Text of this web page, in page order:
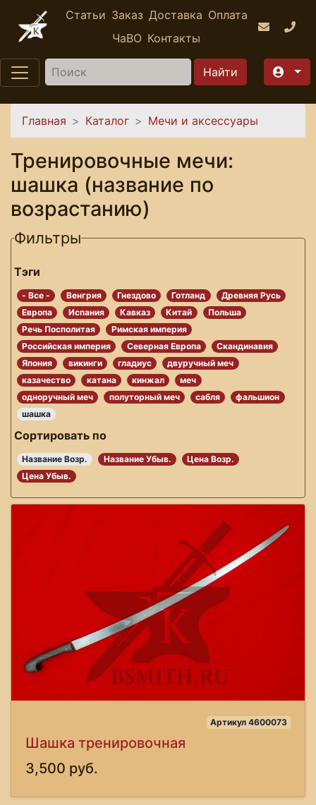
Перейти к основному содержанию
Статьи Заказ Доставка Оплата
ЧаВО Контакты
Найти
Вы здесь
Главная Каталог Мечи и аксессуары
Тренировочные мечи:
шашка (название по
возрастанию)
Фильтры
Тэги
- Все - Венгрия Гнездово Готланд
Древняя Русь
Европа
Испания Кавказ Китай
Польша
Речь Посполитая
Римская империя
Российская империя
Северная Европа
Скандинавия
Япония
викинги гладиус
двуручный меч
казачество
катана кинжал
меч
одноручный меч
полуторный меч сабля
фальшион
шашка
Сортировать по
Название Возр. Название Убыв.
Цена Возр.
Цена Убыв.
Артикул 4600073
Шашка тренировочная
3,500 руб.